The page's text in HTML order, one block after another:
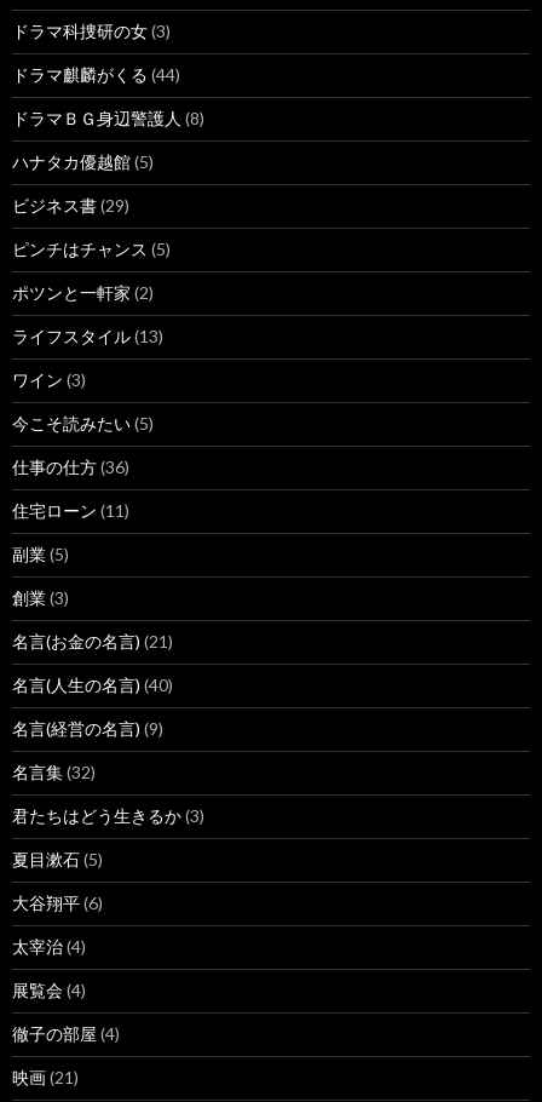
ドラマ科捜研の女(3)
ドラマ麒麟がくる (44)
ドラマＢＧ身辺警護人 (8)
ハナタカ優越館(5)
ビジネス書(29)
ピンチはチャンス (5)
ポツンと一軒家 (2)
ライフスタイル(13)
ワイン (3)
今こそ読みたい(5)
仕事の仕方(36)
住宅ローン (11)
副業(5)
創業(3)
名言(お金の名言) (21)
名言(人生の名言) (40)
名言(経営の名言) (9)
名言集(32)
君たちはどう生きるか(3)
夏目漱石(5)
大谷翔平(6)
太宰治(4)
展覧会(4)
徹子の部屋 (4)
映画(21)